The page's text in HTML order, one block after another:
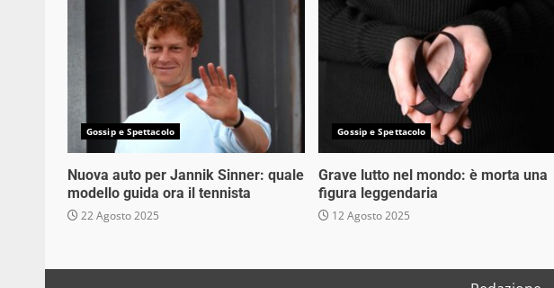
Gossip e Spettacolo
Nuova auto per Jannik Sinner: quale
modello guida ora il tennista
22 Agosto 2025
Gossip e Spettacolo
Grave lutto nel mondo: è morta una
figura leggendaria
12 Agosto 2025